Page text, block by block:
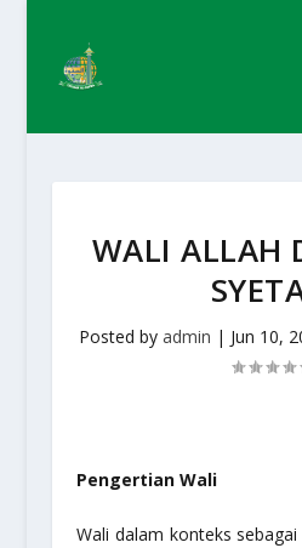
WALI ALLAH
Posted byadmin | Jun 10,
Pengertian Wali
Wali dalam konteks sebagai